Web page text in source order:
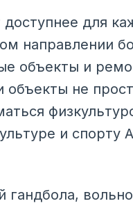
для
направлении
объекты и
не
и спорту
гандбола,